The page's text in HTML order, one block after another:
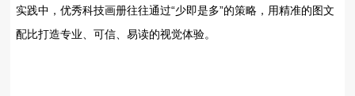
实践中，优秀科技画册往往通过“少即是多”的策略，用精准的图文
配比打造专业、可信、易读的视觉体验。